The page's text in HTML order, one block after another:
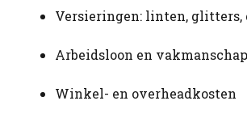
Versieringen: linten, glitters,
Arbeidsloon en vakmanschap
Winkel- en overheadkosten